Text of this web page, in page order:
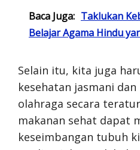
Baca Juga: Taklukan
Belajar Agama Hindu
Selain itu, kita juga
kesehatan jasmani
olahraga secara
makanan sehat dapat
keseimbangan tubuh